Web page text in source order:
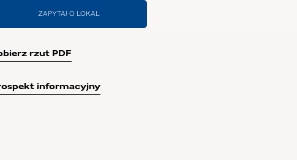
ZAPYTAJ O LOKAL
rzut PDF
informacyjny